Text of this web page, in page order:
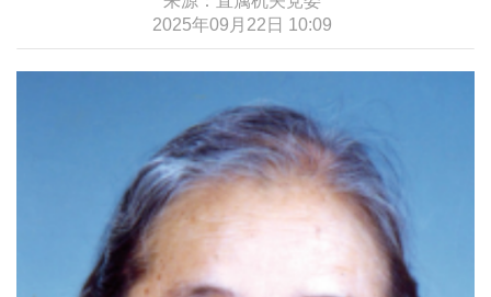
2025年09月22日 10:09